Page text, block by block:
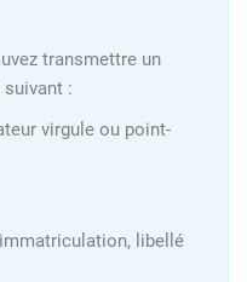
transmettre un
:
virgule ou point-
libellé